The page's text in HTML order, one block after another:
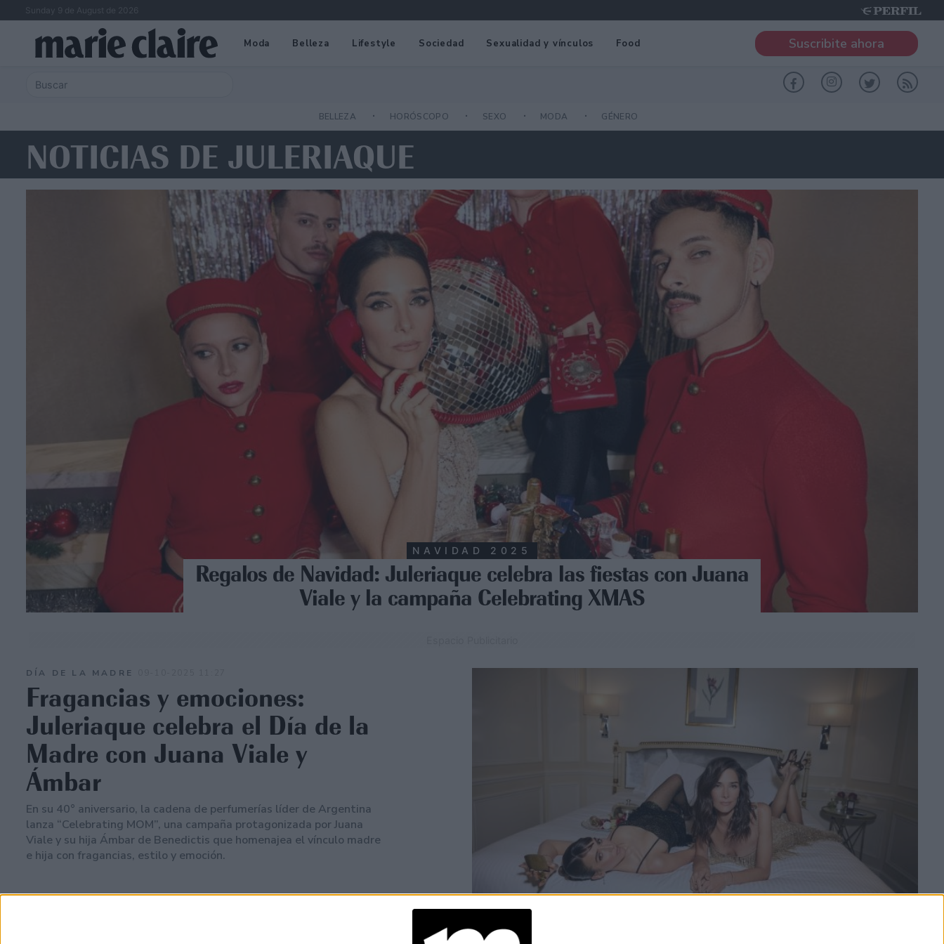
Sunday 9 de August de 2026
Moda Belleza Lifestyle Sociedad Sexualidad y vínculos Food Suscribite ahora
BELLEZA HORÓSCOPO SEXO MODA GÉNERO
NOTICIAS DE JULERIAQUE
NAVIDAD 2025
Regalos de Navidad: Juleriaque celebra las fiestas con Juana
Viale y la campaña Celebrating XMAS
DÍA DE LA MADRE
Fragancias y emociones:
Juleriaque celebra el Día de la
Madre con Juana Viale y
Ámbar
En su 40° aniversario, la cadena de perfumerías líder de Argentina
lanza “Celebrating MOM”, una campaña protagonizada por Juana
Viale y su hija Ámbar de Benedictis que homenajea el vínculo madre
e hija con fragancias, estilo y emoción.